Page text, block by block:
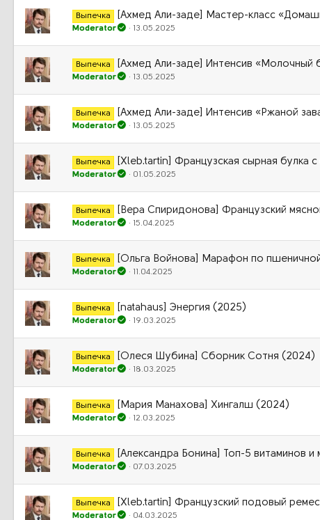
Выпечка [Ахмед Али-заде] Мастер-класс
Moderator 13.05.2025
Выпечка [Ахмед Али-заде] Интенсив «Молочный
Moderator 13.05.2025
Выпечка [Ахмед Али-заде] Интенсив «Ржаной
Moderator 13.05.2025
Выпечка [Xleb.tartin] Французская сырная булка
Moderator 01.05.2025
Выпечка [Вера Спиридонова] Французский
Moderator 15.04.2025
Выпечка [Ольга Войнова] Марафон по
Moderator 11.04.2025
Выпечка [natahaus] Энергия (2025)
Moderator 19.03.2025
Выпечка [Олеся Шубина] Сборник Сотня (2024)
Moderator 18.03.2025
Выпечка [Мария Манахова] Хингалш (2024)
Moderator 12.03.2025
Выпечка [Александра Бонина] Топ-5 витаминов
Moderator 07.03.2025
Выпечка [Xleb.tartin] Французский подовый
Moderator 04.03.2025